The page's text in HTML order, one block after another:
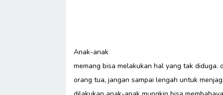
Anak-anak
memang bisa melakukan hal yang tak diduga.
orang tua, jangan sampai lengah untuk